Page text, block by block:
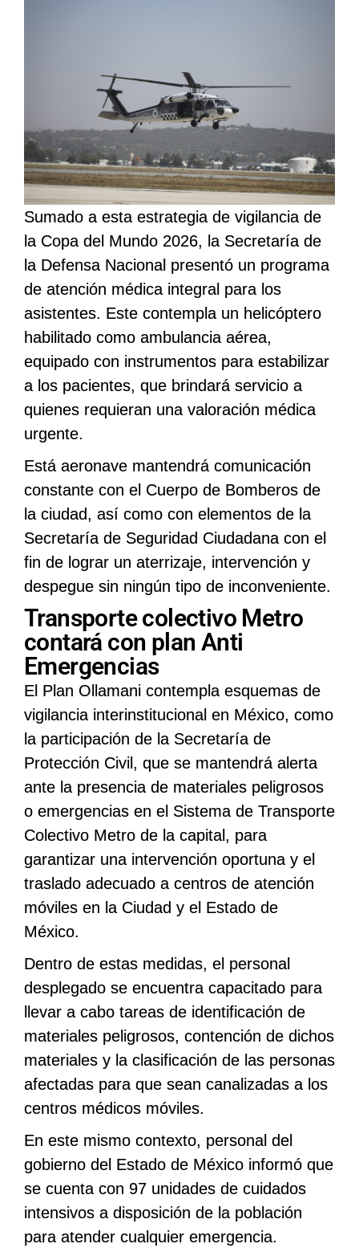
Sumado a esta estrategia de vigilancia de
la Copa del Mundo 2026, la Secretaría de
la Defensa Nacional presentó un programa
de atención médica integral para los
asistentes. Este contempla un helicóptero
habilitado como ambulancia aérea,
equipado con instrumentos para estabilizar
a los pacientes, que brindará servicio a
quienes requieran una valoración médica
urgente.
Está aeronave mantendrá comunicación
constante con el Cuerpo de Bomberos de
la ciudad, así como con elementos de la
Secretaría de Seguridad Ciudadana con el
fin de lograr un aterrizaje, intervención y
despegue sin ningún tipo de inconveniente.
Transporte colectivo Metro
contará con plan Anti
Emergencias
El Plan Ollamani contempla esquemas de
vigilancia interinstitucional en México, como
la participación de la Secretaría de
Protección Civil, que se mantendrá alerta
ante la presencia de materiales peligrosos
o emergencias en el Sistema de Transporte
Colectivo Metro de la capital, para
garantizar una intervención oportuna y el
traslado adecuado a centros de atención
móviles en la Ciudad y el Estado de
México.
Dentro de estas medidas, el personal
desplegado se encuentra capacitado para
llevar a cabo tareas de identificación de
materiales peligrosos, contención de dichos
materiales y la clasificación de las personas
afectadas para que sean canalizadas a los
centros médicos móviles.
En este mismo contexto, personal del
gobierno del Estado de México informó que
se cuenta con 97 unidades de cuidados
intensivos a disposición de la población
para atender cualquier emergencia.